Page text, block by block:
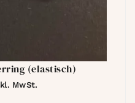
(elastisch)
MwSt.